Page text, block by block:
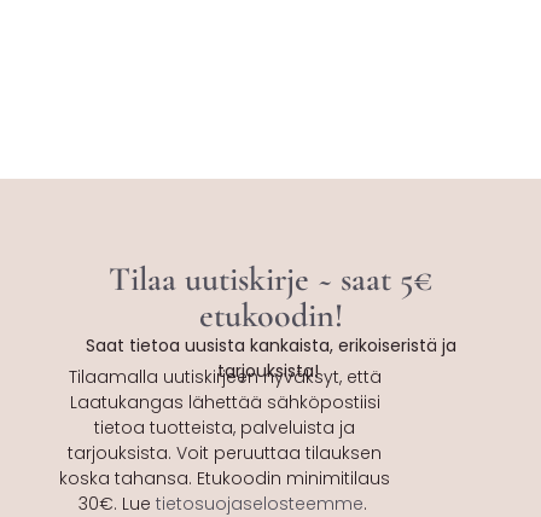
Tilaa uutiskirje ~ saat 5€
etukoodin!
Saat tietoa uusista kankaista, erikoiseristä ja
tarjouksista!
Tilaamalla uutiskirjeen hyväksyt, että
Laatukangas lähettää sähköpostiisi
tietoa tuotteista, palveluista ja
tarjouksista. Voit peruuttaa tilauksen
koska tahansa. Etukoodin minimitilaus
30€. Lue tietosuojaselosteemme.